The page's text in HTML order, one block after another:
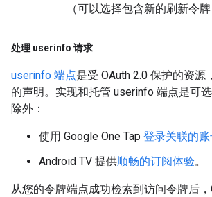
（可以选择包含新的刷新令牌
处理 userinfo 请求
userinfo 端点是受 OAuth 2.0 保护的资源
的声明。实现和托管 userinfo 端点是可
除外：
使用 Google One Tap 登录关联的
Android TV 提供顺畅的订阅体验。
从您的令牌端点成功检索到访问令牌后